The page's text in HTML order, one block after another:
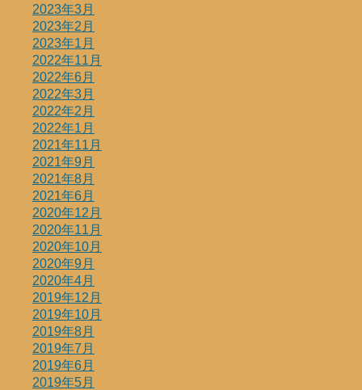
2023年3月
2023年2月
2023年1月
2022年11月
2022年6月
2022年3月
2022年2月
2022年1月
2021年11月
2021年9月
2021年8月
2021年6月
2020年12月
2020年11月
2020年10月
2020年9月
2020年4月
2019年12月
2019年10月
2019年8月
2019年7月
2019年6月
2019年5月